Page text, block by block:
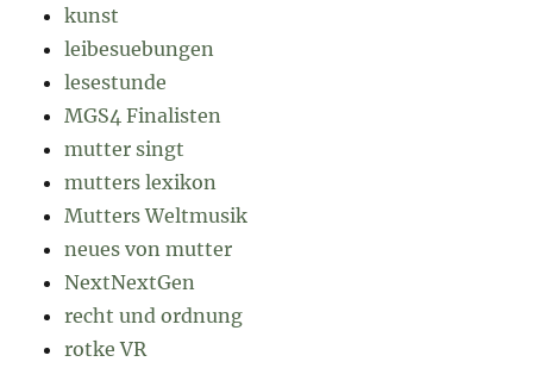
kunst
leibesuebungen
lesestunde
MGS4 Finalisten
mutter singt
mutters lexikon
Mutters Weltmusik
neues von mutter
NextNextGen
recht und ordnung
rotke VR